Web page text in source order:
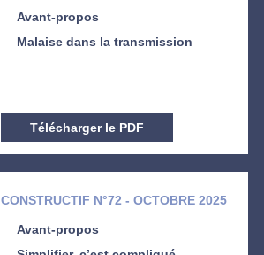
Avant-propos
Malaise dans la transmission
Télécharger le PDF
CONSTRUCTIF N°72 - OCTOBRE 2025
Avant-propos